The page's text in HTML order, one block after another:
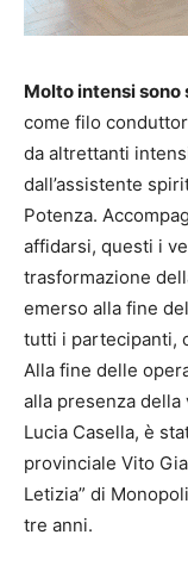
Molto intensi
come filo
da altrettanti
dall’assistente
Potenza.
affidarsi, questi i
trasformazione
emerso alla fine
tutti i partecipanti,
Alla fine delle
alla presenza
Lucia Casella, è
provinciale Vito
Letizia” di
tre anni.